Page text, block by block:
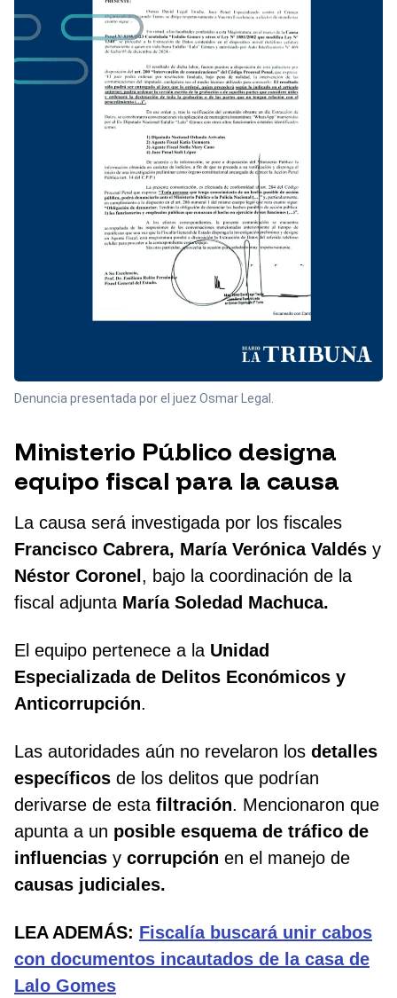
Denuncia presentada por el juez Osmar Legal.
Ministerio Público designa
equipo fiscal para la causa
La causa será investigada por los fiscales
Francisco Cabrera, María Verónica Valdés y
Néstor Coronel, bajo la coordinación de la
fiscal adjunta María Soledad Machuca.
El equipo pertenece a la Unidad
Especializada de Delitos Económicos y
Anticorrupción.
Las autoridades aún no revelaron los detalles
específicos de los delitos que podrían
derivarse de esta filtración. Mencionaron que
apunta a un posible esquema de tráfico de
influencias y corrupción en el manejo de
causas judiciales.
LEA ADEMÁS: Fiscalía buscará unir cabos
con documentos incautados de la casa de
Lalo Gomes